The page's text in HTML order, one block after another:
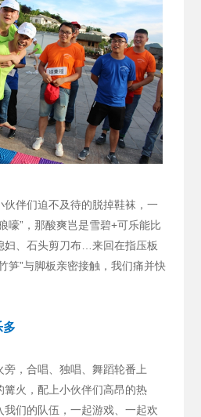
伴们迫不及待的脱掉鞋袜，一
嚎”，那酸爽岂是雪碧+可乐能比
妇、石头剪刀布…来回在指压板
笋”与脚板亲密接触，我们痛并快
多
，合唱、独唱、舞蹈轮番上
火，配上小伙伴们高昂的热
们的队伍，一起游戏、一起欢